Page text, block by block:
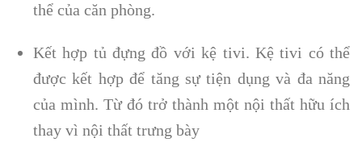
thể của căn phòng.
Kết hợp tủ đựng đồ với kệ tivi. Kệ tivi có thể
được kết hợp để tăng sự tiện dụng và đa năng
của mình. Từ đó trở thành một nội thất hữu ích
thay vì nội thất trưng bày